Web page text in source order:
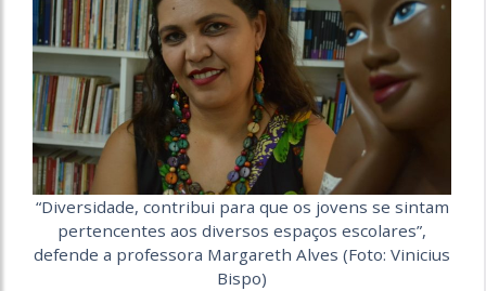
“Diversidade, contribui para que os jovens se sintam
pertencentes aos diversos espaços escolares”,
defende a professora Margareth Alves (Foto: Vinicius
Bispo)